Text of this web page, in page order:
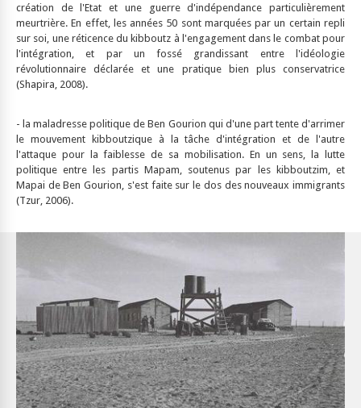
création de l'Etat et une guerre d'indépendance particulièrement
meurtrière. En effet, les années 50 sont marquées par un certain repli
sur soi, une réticence du kibboutz à l'engagement dans le combat pour
l'intégration, et par un fossé grandissant entre l'idéologie
révolutionnaire déclarée et une pratique bien plus conservatrice
(Shapira, 2008).
- la maladresse politique de Ben Gourion qui d'une part tente d'arrimer
le mouvement kibboutzique à la tâche d'intégration et de l'autre
l'attaque pour la faiblesse de sa mobilisation. En un sens, la lutte
politique entre les partis Mapam, soutenus par les kibboutzim, et
Mapai de Ben Gourion, s'est faite sur le dos des nouveaux immigrants
(Tzur, 2006).